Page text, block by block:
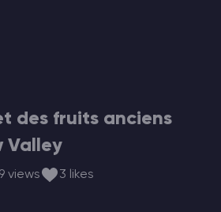
des fruits anciens
Valley
views 3 likes